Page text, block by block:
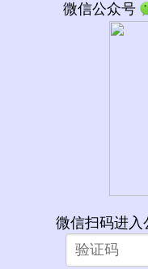
(2022-11-09)
微信公众号
微信扫码进入